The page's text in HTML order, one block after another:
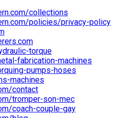
collections
policies/privacy-policy
torque
fabrication-machines
pumps-hoses
machines
contact
tromper-son-mec
coach-couple-gay